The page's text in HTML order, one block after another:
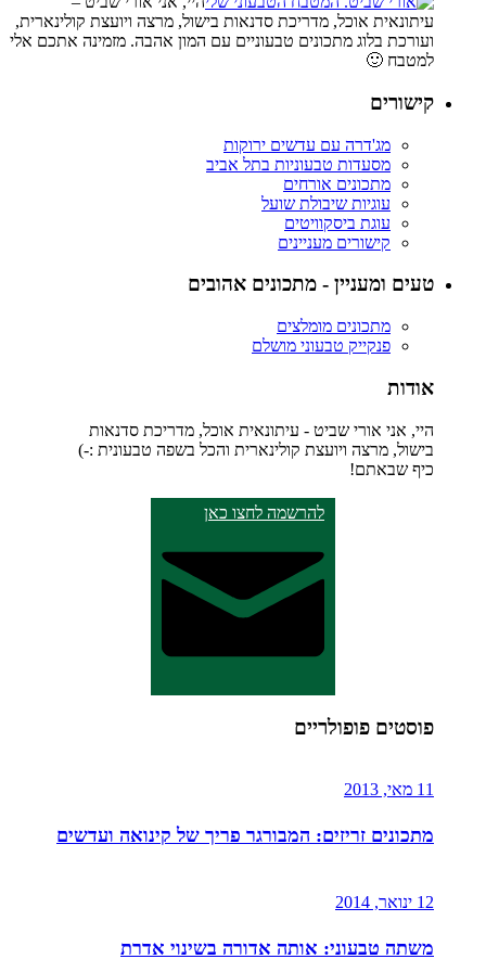
עיתונאית אוכל, מדריכת סדנאות בישול, מרצה ויועצת קולינארית,
ועורכת בלוג מתכונים טבעוניים עם המון אהבה. מזמינה אתכם אלי
למטבח 🙂
קישורים
מג'דרה עם עדשים ירוקות
מסעדות טבעוניות בתל אביב
מתכונים אורחים
עוגיות שיבולת שועל
עוגת ביסקוויטים
קישורים מעניינים
טעים ומעניין - מתכונים אהובים
מתכונים מומלצים
פנקייק טבעוני מושלם
אודות
היי, אני אורי שביט - עיתונאית אוכל, מדריכת סדנאות
בישול, מרצה ויועצת קולינארית והכל בשפה טבעונית :-)
כיף שבאתם!
להרשמה לחצו כאן
פוסטים פופולריים
11 מאי, 2013
מתכונים זריזים: המבורגר פריך של קינואה ועדשים
12 ינואר, 2014
משתה טבעוני: אותה אדורה בשינוי אדרת